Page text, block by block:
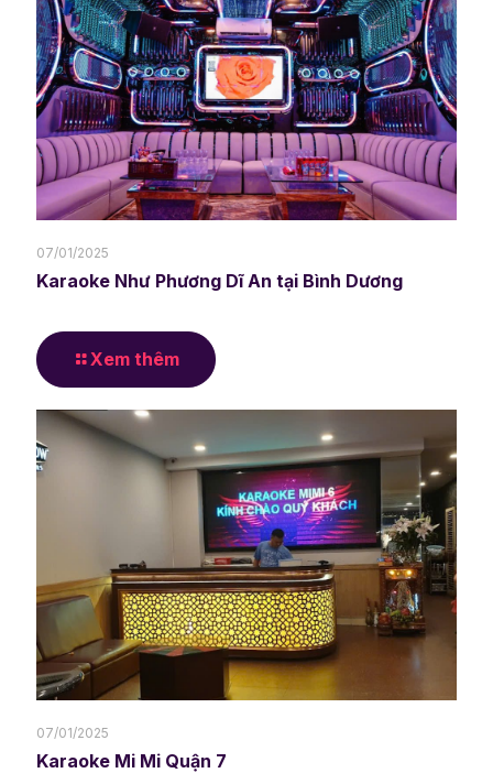
07/01/2025
Karaoke Như Phương Dĩ An tại Bình Dương
Xem thêm
07/01/2025
Karaoke Mi Mi Quận 7